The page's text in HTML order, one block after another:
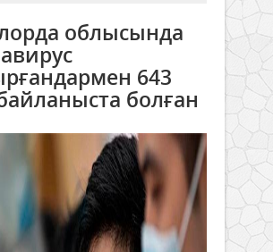
облысында
643
болған